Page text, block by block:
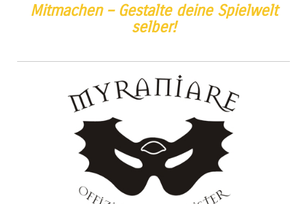
Mitmachen – Gestalte deine Spielwelt
selber!